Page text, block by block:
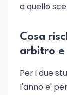
a quello
Cosa
arbitro
Per i due
l'anno e'